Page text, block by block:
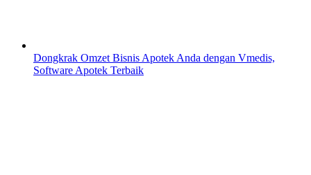
Dongkrak Omzet Bisnis Apotek Anda dengan Vmedis,
Software Apotek Terbaik